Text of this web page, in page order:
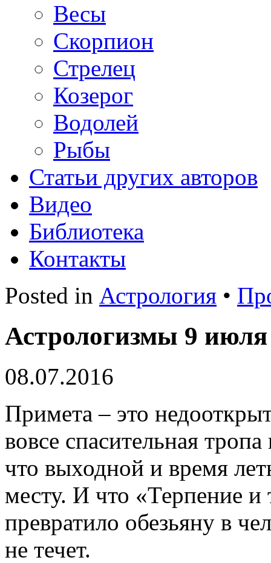
Весы
Скорпион
Стрелец
Козерог
Водолей
Рыбы
Статьи других авторов
Видео
Библиотека
Контакты
Posted in Астрология •
Астрологизмы 9 июля
08.07.2016
Примета – это
вовсе спасительная
что выходной и время
месту. И что «Терпение
превратило обезьяну в
не течет.